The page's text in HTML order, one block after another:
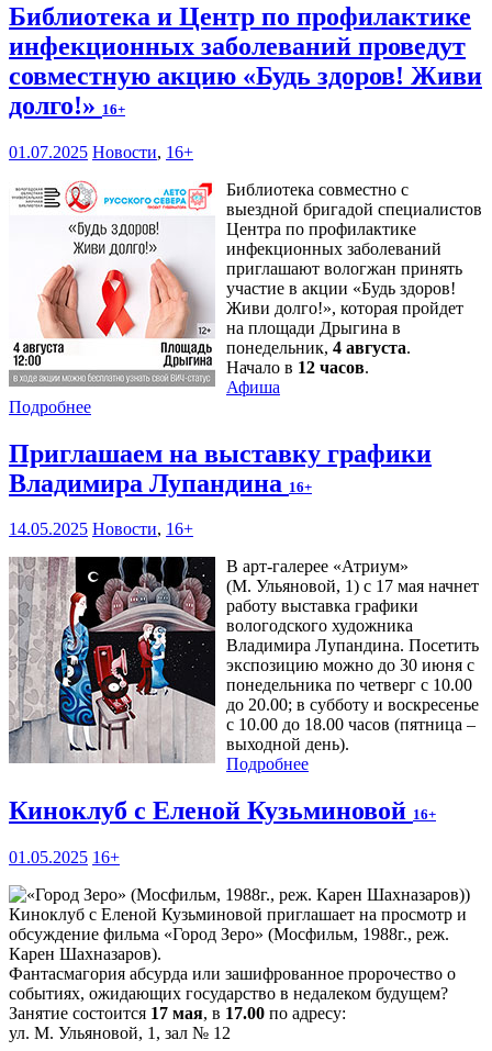
Библиотека и Центр по профилактике
инфекционных заболеваний проведут
совместную акцию «Будь здоров! Живи
долго!» 16+
01.07.2025 Новости, 16+
Библиотека совместно с
выездной бригадой специалистов
Центра по профилактике
инфекционных заболеваний
приглашают вологжан принять
участие в акции «Будь здоров!
Живи долго!», которая пройдет
на площади Дрыгина в
понедельник, 4 августа.
Начало в 12 часов.
Афиша
Подробнее
Приглашаем на выставку графики
Владимира Лупандина 16+
14.05.2025 Новости, 16+
В арт-галерее «Атриум»
(М. Ульяновой, 1) с 17 мая начнет
работу выставка графики
вологодского художника
Владимира Лупандина. Посетить
экспозицию можно до 30 июня с
понедельника по четверг с 10.00
до 20.00; в субботу и воскресенье
с 10.00 до 18.00 часов (пятница –
выходной день).
Подробнее
Киноклуб с Еленой Кузьминовой 16+
01.05.2025 16+
Киноклуб с Еленой Кузьминовой приглашает на просмотр и
обсуждение фильма «Город Зеро» (Мосфильм, 1988г., реж.
Карен Шахназаров).
Фантасмагория абсурда или зашифрованное пророчество о
событиях, ожидающих государство в недалеком будущем?
Занятие состоится 17 мая, в 17.00 по адресу:
ул. М. Ульяновой, 1, зал № 12